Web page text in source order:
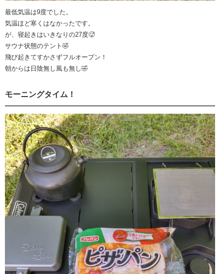
最低気温は9度でした。
気温ほど寒くはなかったです。
が、寝起きはいきなりの27度🥵
サウナ状態のテント🤣
飛び起きてすかさずフルオープン！
朝からは日陰無し風も無し🤣
モーニングタイム！